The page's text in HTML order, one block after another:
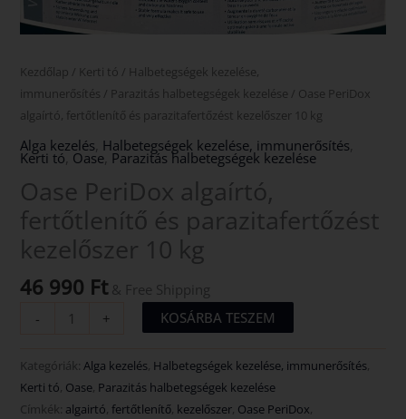
Kezdőlap / Kerti tó / Halbetegségek kezelése,
immunerősítés / Parazitás halbetegségek kezelése / Oase PeriDox
algaírtó, fertőtlenítő és parazitafertőzést kezelőszer 10 kg
Alga kezelés Halbetegségek kezelése, immunerősítés
Kerti tó Oase Parazitás halbetegségek kezelése
Oase PeriDox algaírtó,
fertőtlenítő és parazitafertőzést
kezelőszer 10 kg
46 990 Ft & Free Shipping
-
+ KOSÁRBA TESZEM
Kategóriák:Alga kezelés, Halbetegségek kezelése, immunerősítés,
Kerti tó, Oase, Parazitás halbetegségek kezelése
Címkék: algairtó,fertőtlenítő, kezelőszer, Oase PeriDox,